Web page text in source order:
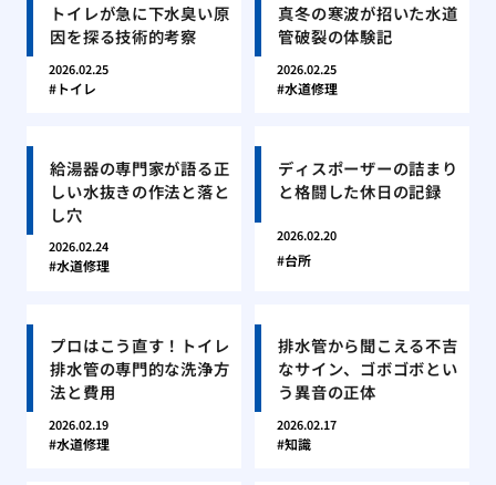
トイレが急に下水臭い原
因を探る技術的考察
2026.02.25
トイレ
真冬の寒波が招いた水道
管破裂の体験記
2026.02.25
水道修理
給湯器の専門家が語る正
しい水抜きの作法と落と
し穴
2026.02.24
水道修理
ディスポーザーの詰まり
と格闘した休日の記録
2026.02.20
台所
プロはこう直す！トイレ
排水管の専門的な洗浄方
法と費用
2026.02.19
水道修理
排水管から聞こえる不吉
なサイン、ゴボゴボとい
う異音の正体
2026.02.17
知識